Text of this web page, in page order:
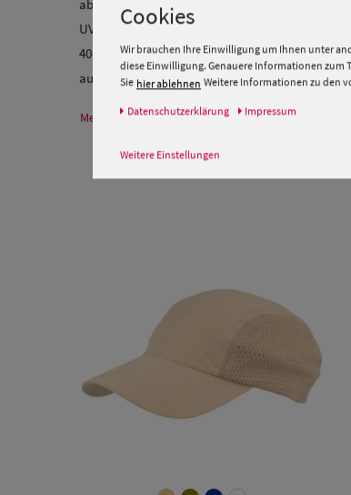
abweisend. Es wurde von Deutschlands
UV-Standard "801 Hohenstein" ausgezeichnet.
40-60-mal länger in der Sonne bleiben wie
außerdem maximalen Tragekomfort.
Mehr Informationen zum Hersteller und EU
Cookies
Wir brauchen Ihre Einwilligung um Ihnen unter
diese Einwilligung. Genauere Informationen zum
Sie hier ablehnen Weitere Informationen zu den
Daten­schutz­erklärung Impressum
Weitere Einstellungen